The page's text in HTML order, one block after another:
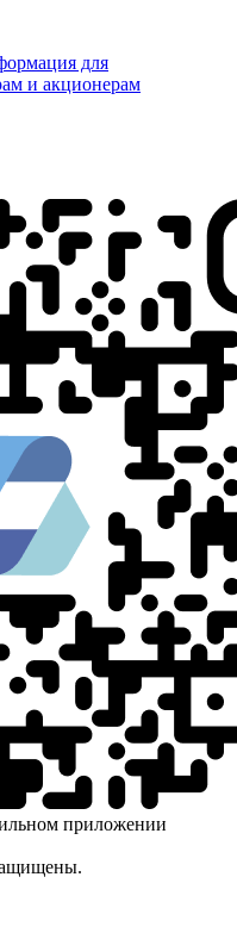
для
и акционерам
приложении